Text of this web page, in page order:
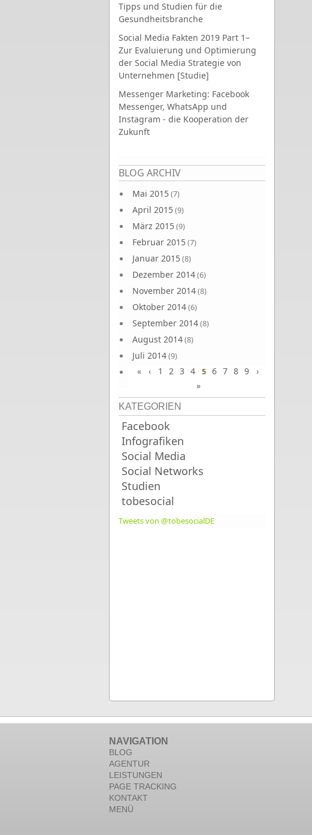
Tipps und Studien für die
Gesundheitsbranche
Social Media Fakten 2019 Part 1–
Zur Evaluierung und Optimierung
der Social Media Strategie von
Unternehmen [Studie]
Messenger Marketing: Facebook
Messenger, WhatsApp und
Instagram - die Kooperation der
Zukunft
BLOG ARCHIV
Mai 2015(7)
April 2015(9)
März 2015(9)
Februar 2015(7)
Januar 2015(8)
Dezember 2014(6)
November 2014(8)
Oktober 2014(6)
September 2014(8)
August 2014(8)
Juli 2014(9)
Juni 2014(8)
Seiten
« ‹ 1 2 3 4 5 6 7 8 9
›
»
KATEGORIEN
Facebook
Infografiken
Social Media
Social Networks
Studien
tobesocial
Tweets von @tobesocialDE
NAVIGATION
BLOG
AGENTUR
LEISTUNGEN
PAGE TRACKING
KONTAKT
MENÜ